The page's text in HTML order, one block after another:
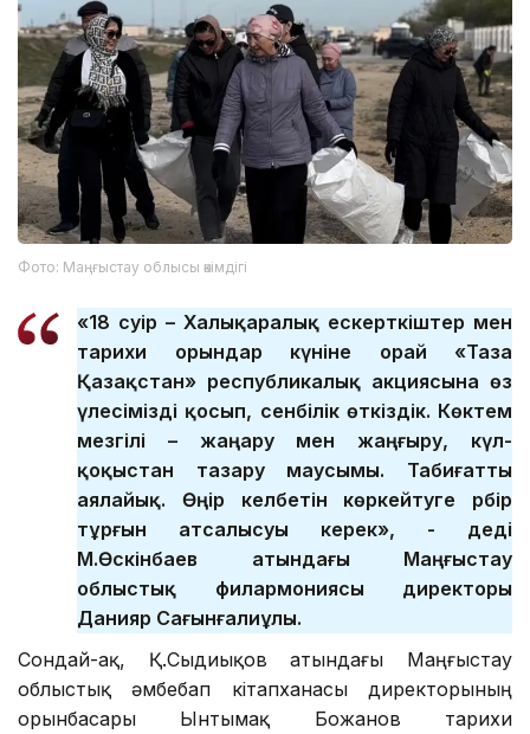
Фото: Маңғыстау облысы әкімдігі
«18 сәуір – Халықаралық ескерткіштер мен
тарихи орындар күніне орай «Таза
Қазақстан» республикалық акциясына өз
үлесімізді қосып, сенбілік өткіздік. Көктем
мезгілі – жаңару мен жаңғыру, күл-
қоқыстан тазару маусымы. Табиғатты
аялайық. Өңір келбетін көркейтуге әрбір
тұрғын атсалысуы керек», - деді
М.Өскінбаев атындағы Маңғыстау
облыстық филармониясы директоры
Данияр Сағынғалиұлы.
Сондай-ақ, Қ.Сыдиықов атындағы Маңғыстау
облыстық әмбебап кітапханасы директорының
орынбасары Ынтымақ Божанов тарихи